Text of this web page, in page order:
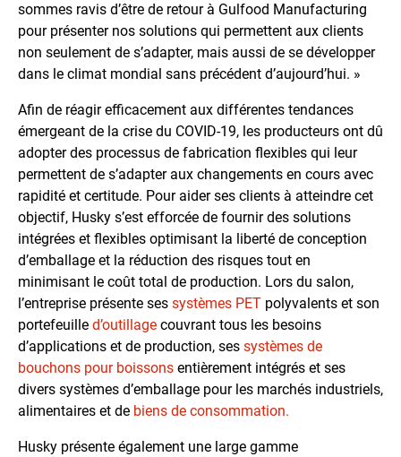
sommes ravis d’être de retour à Gulfood Manufacturing
pour présenter nos solutions qui permettent aux clients
non seulement de s’adapter, mais aussi de se développer
dans le climat mondial sans précédent d’aujourd’hui. »
Afin de réagir efficacement aux différentes tendances
émergeant de la crise du COVID-19, les producteurs ont dû
adopter des processus de fabrication flexibles qui leur
permettent de s’adapter aux changements en cours avec
rapidité et certitude. Pour aider ses clients à atteindre cet
objectif, Husky s’est efforcée de fournir des solutions
intégrées et flexibles optimisant la liberté de conception
d’emballage et la réduction des risques tout en
minimisant le coût total de production. Lors du salon,
l’entreprise présente ses systèmes PET polyvalents et son
portefeuille d’outillage couvrant tous les besoins
d’applications et de production, ses systèmes de
bouchons pour boissons entièrement intégrés et ses
divers systèmes d’emballage pour les marchés industriels,
alimentaires et de biens de consommation.
Husky présente également une large gamme